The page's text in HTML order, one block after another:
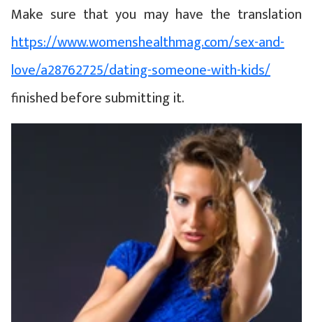
Make sure that you may have the translation
https://www.womenshealthmag.com/sex-and-
love/a28762725/dating-someone-with-kids/
finished before submitting it.